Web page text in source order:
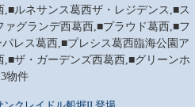
ルネサンス葛西ザ・レジデンス,■ス
グランデ西葛西,■プラウド葛西,■フ
レス葛西,■プレシス葛西臨海公園ア
ザ・ガーデンズ西葛西,■グリーンホ
物件